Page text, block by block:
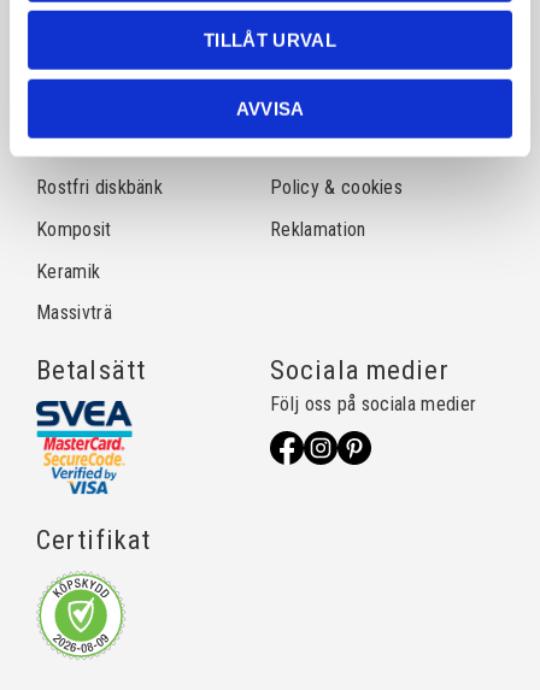
TILLÅT URVAL
AVVISA
Sortiment
Natursten
Rostfri diskbänk
Komposit
Keramik
Massivträ
Information
Frågor & svar
Köpvillkor
Policy & cookies
Reklamation
Betalsätt
Certifikat
Sociala medier
Följ oss på sociala medier